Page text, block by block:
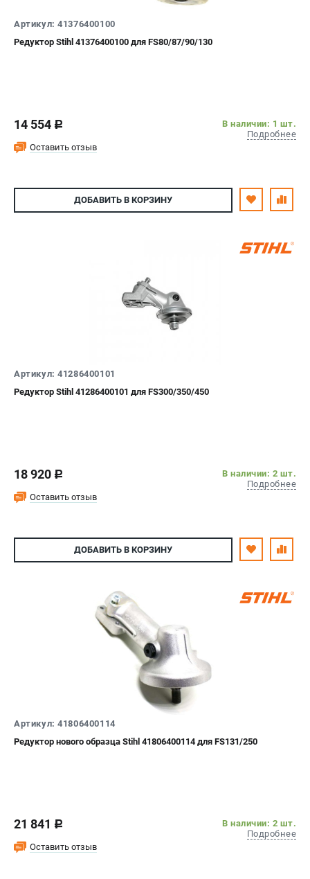
Артикул: 41376400100
Редуктор Stihl 41376400100 для FS80/87/90/130
14 554 c
В наличии: 1 шт.
Подробнее
Оставить отзыв
ДОБАВИТЬ В КОРЗИНУ
Артикул: 41286400101
Редуктор Stihl 41286400101 для FS300/350/450
18 920 c
В наличии: 2 шт.
Подробнее
Оставить отзыв
ДОБАВИТЬ В КОРЗИНУ
Артикул: 41806400114
Редуктор нового образца Stihl 41806400114 для FS131/250
21 841 c
В наличии: 2 шт.
Подробнее
Оставить отзыв